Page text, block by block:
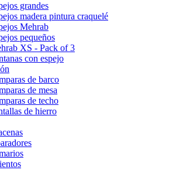
grandes
madera pintura craquelé
Mehrab
pequeños
XS - Pack of 3
con espejo
de barco
de mesa
de techo
de hierro